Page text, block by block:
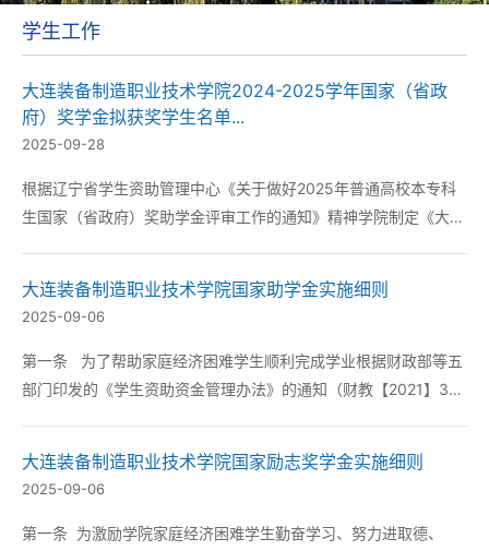
学生工作
大连装备制造职业技术学院2024-2025学年国家（省政
府）奖学金拟获奖学生名单...
2025-09-28
根据辽宁省学生资助管理中心《关于做好2025年普通高校本专科
生国家（省政府）奖助学金评审工作的通知》精神学院制定《大连
所在系评审小组初评评审委员会办公室报...
大连装备制造职业技术学院国家助学金实施细则
2025-09-06
第一条 为了帮助家庭经济困难学生顺利完成学业根据财政部等五
部门印发的《学生资助资金管理办法》的通知（财教【2021】310
大连装备制造职业技术学院国家励志奖学金实施细则
2025-09-06
第一条 为激励学院家庭经济困难学生勤奋学习、努力进取德、